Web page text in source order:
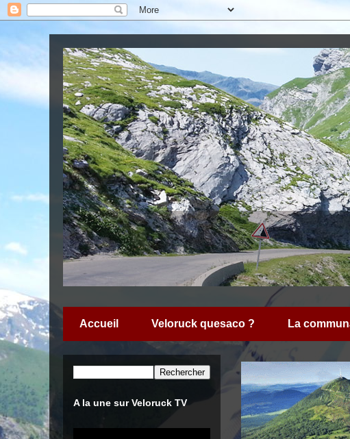
Accueil Veloruck quesaco ? La
A la une sur Veloruck TV